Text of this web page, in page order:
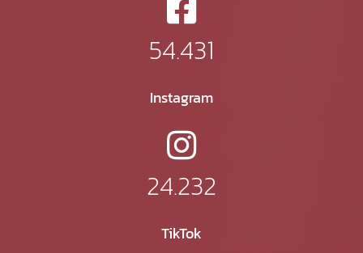
54.431
Instagram
24.232
TikTok